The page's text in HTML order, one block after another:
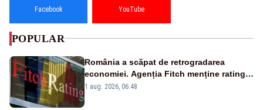
Facebook YouTube
POPULAR
România a scăpat de retrogradarea
economiei. Agenția Fitch menține ratingul
„BBB-” cu perspectivă negativă
1 aug. 2026, 06:48